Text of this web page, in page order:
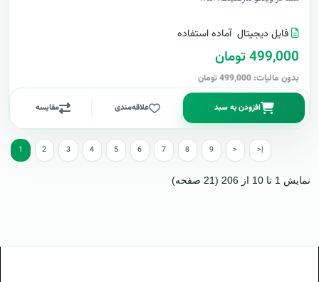
فایل دیجیتال آماده استفاده
499,000 تومان
بدون مالیات: 499,000 تومان
افزودن به سبد علاقه‌مندی مقایسه
1 2 3 4 5 6 7 8 9 > >|
نمایش 1 تا 10 از 206 (21 صفحه)